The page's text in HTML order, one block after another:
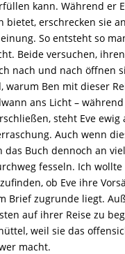
kann. Während er
bietet, erschrecken sie
So entsteht so
Beide versuchen,
nach und nach öffnen
warum Ben mit dieser
ans Licht –
steht Eve
Auch wenn
Buch dennoch an
fesseln. Ich wollte
ob Eve ihre
Brief zugrunde liegt.
auf ihrer Reise zu
weil sie das
macht.